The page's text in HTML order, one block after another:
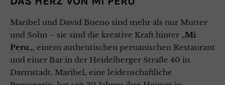
Maribel und David Bueno sind mehr als nur Mutter
und Sohn – sie sind die kreative Kraft hinter „Mi
Peru„, einem authentischen peruanischen Restaurant
und einer Bar in der Heidelberger Straße 40 in
Darmstadt. Maribel, eine leidenschaftliche